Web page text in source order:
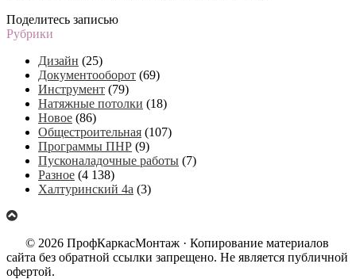
Поделитесь записью
Рубрики
Дизайн (25)
Документооборот (69)
Инструмент (79)
Натяжные потолки (18)
Новое (86)
Общестроительная (107)
Программы ПНР (9)
Пусконаладочные работы (7)
Разное (4 138)
Халтуринский 4а (3)
© 2026 ПрофКаркасМонтаж · Копирование материалов
сайта без обратной ссылки запрещено. Не является публичной
офертой.